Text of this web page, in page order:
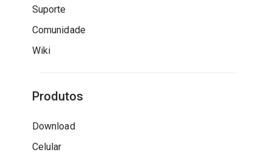
Suporte
Comunidade
Wiki
Produtos
Download
Celular